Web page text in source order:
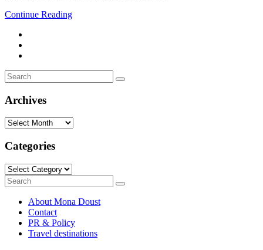
Continue Reading
Search
for:
Search
Archives
Archives
Categories
Categories
Search
for:
Search
About Mona Doust
Contact
PR & Policy
Travel destinations